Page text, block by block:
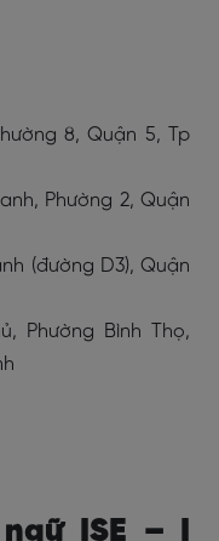
8, Quận 5, Tp
Phường 2, Quận
(đường D3), Quận
Phường Bình Thọ,
ISE – I